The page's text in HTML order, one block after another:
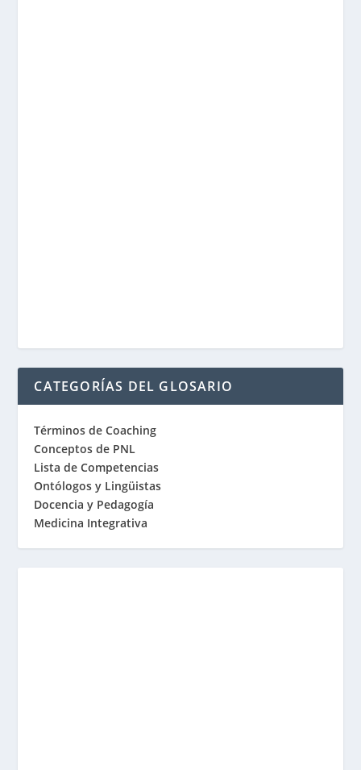
CATEGORÍAS DEL GLOSARIO
Términos de Coaching
Conceptos de PNL
Lista de Competencias
Ontólogos y Lingüistas
Docencia y Pedagogía
Medicina Integrativa